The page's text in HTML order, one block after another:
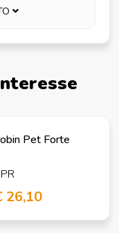
Pet Forte
26,10